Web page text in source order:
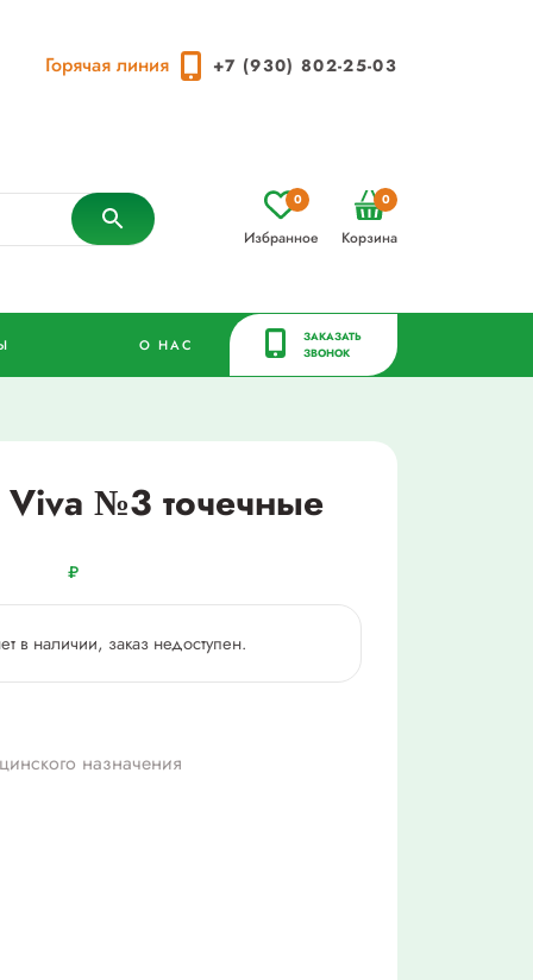
Горячая линия +7 (930) 802-25-03
Избранное
0
Корзина
0
О НАС
ЗАКАЗАТЬ
ЗВОНОК
Viva №3 точечные
₽
в наличии, заказ недоступен.
назначения